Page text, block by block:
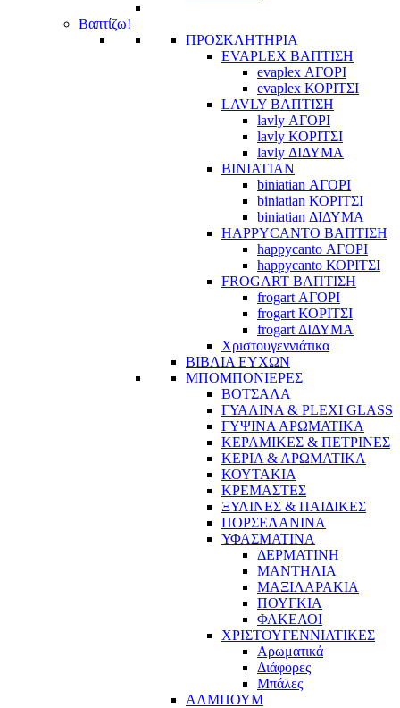
Βαπτίζω!
ΠΡΟΣΚΛΗΤΗΡΙΑ
EVAPLEX ΒΑΠΤΙΣΗ
evaplex ΑΓΟΡΙ
evaplex ΚΟΡΙΤΣΙ
LAVLY ΒΑΠΤΙΣΗ
lavly ΑΓΟΡΙ
lavly ΚΟΡΙΤΣΙ
lavly ΔΙΔΥΜΑ
BINIATIAN
biniatian ΑΓΟΡΙ
biniatian ΚΟΡΙΤΣΙ
biniatian ΔΙΔΥΜΑ
HAPPYCANTO ΒΑΠΤΙΣΗ
happycanto ΑΓΟΡΙ
happycanto ΚΟΡΙΤΣΙ
FROGART ΒΑΠΤΙΣΗ
frogart ΑΓΟΡΙ
frogart ΚΟΡΙΤΣΙ
frogart ΔΙΔΥΜΑ
Χριστουγεννιάτικα
ΒΙΒΛΙΑ ΕΥΧΩΝ
ΜΠΟΜΠΟΝΙΕΡΕΣ
ΒΟΤΣΑΛΑ
ΓΥΑΛΙΝΑ & PLEXI GLASS
ΓΥΨΙΝΑ ΑΡΩΜΑΤΙΚΑ
ΚΕΡΑΜΙΚΕΣ & ΠΕΤΡΙΝΕΣ
ΚΕΡΙΑ & ΑΡΩΜΑΤΙΚΑ
ΚΟΥΤΑΚΙΑ
ΚΡΕΜΑΣΤΕΣ
ΞΥΛΙΝΕΣ & ΠΑΙΔΙΚΕΣ
ΠΟΡΣΕΛΑΝΙΝΑ
ΥΦΑΣΜΑΤΙΝA
ΔΕΡΜΑΤΙΝΗ
ΜΑΝΤΗΛΙΑ
ΜΑΞΙΛΑΡΑΚΙΑ
ΠΟΥΓΚΙΑ
ΦΑΚΕΛΟΙ
ΧΡΙΣΤΟΥΓΕΝΝΙΑΤΙΚΕΣ
Αρωματικά
Διάφορες
Μπάλες
ΑΛΜΠΟΥΜ